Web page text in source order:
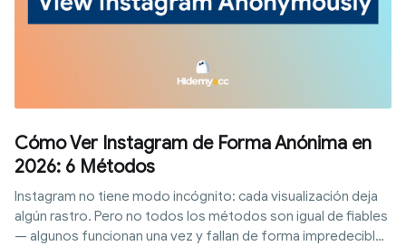
Cómo Ver Instagram de Forma Anónima en
2026: 6 Métodos
Instagram no tiene modo incógnito: cada visualización deja
algún rastro. Pero no todos los métodos son igual de fiables
— algunos funcionan una vez y fallan de forma impredecible,